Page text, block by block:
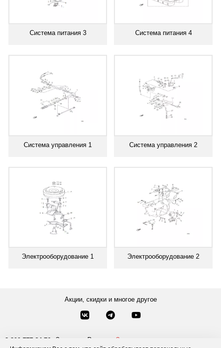
Система питания 3 Система питания 4
Система управления 1 Система управления 2
Электрооборудование 1 Электрооборудование 2
Акции, скидки и многое другое
8-800-777-84-76 Звонки по России Заказать звонок